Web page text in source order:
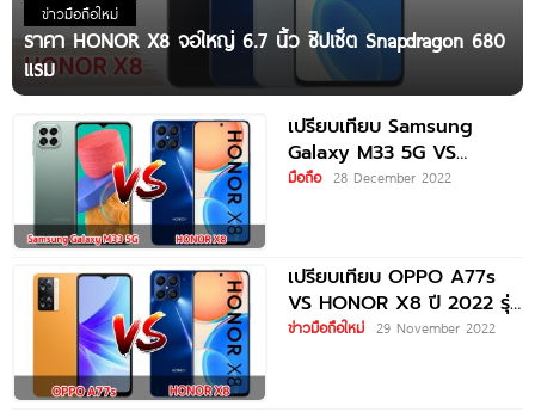
ข่าวมือถือใหม่
ราคา HONOR X8 จอใหญ่ 6.7 นิ้ว ชิปเซ็ต Snapdragon 680
แรม
เปรียบเทียบ Samsung
Galaxy M33 5G VS
HONOR X8 ปี 2022
มือถือ 28 December 2022
เปรียบเทียบ OPPO A77s
VS HONOR X8 ปี 2022 รุ่น
ต่างค่าย ส่วนต่าง
ข่าวมือถือใหม่ 29 November 2022